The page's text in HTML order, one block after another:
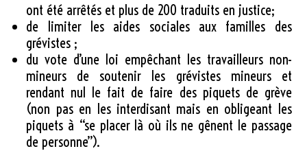
ont été arrêtés et plus de 200 traduits en justice;
de limiter les aides sociales aux familles des
grévistes ;
du vote d’une loi empêchant les travailleurs non-
mineurs de soutenir les grévistes mineurs et
rendant nul le fait de faire des piquets de grève
(non pas en les interdisant mais en obligeant les
piquets à “se placer là où ils ne gênent le passage
de personne”).